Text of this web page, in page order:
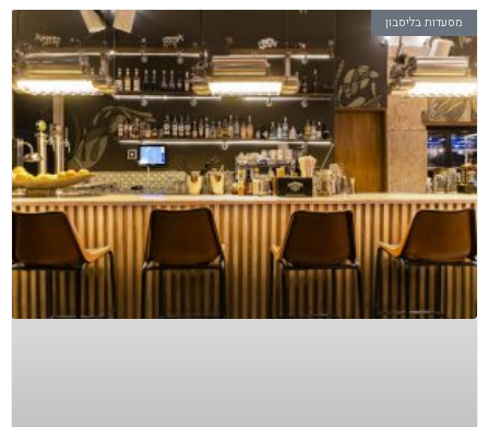
מסעדות בליסבון